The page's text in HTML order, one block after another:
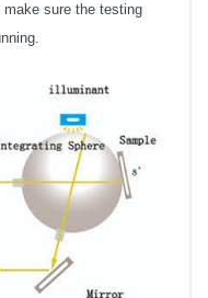
sure the testing